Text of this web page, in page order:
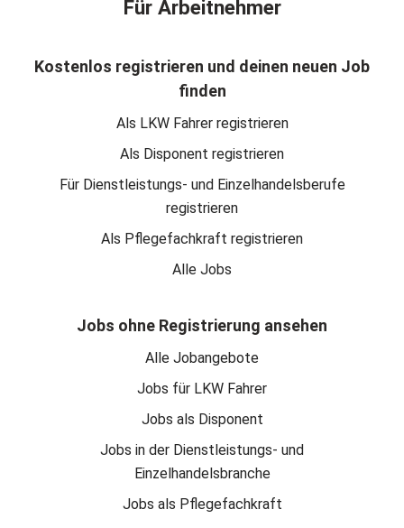
Für Arbeitnehmer
Kostenlos registrieren und deinen neuen Job
finden
Als LKW Fahrer registrieren
Als Disponent registrieren
Für Dienstleistungs- und Einzelhandelsberufe
registrieren
Als Pflegefachkraft registrieren
Alle Jobs
Jobs ohne Registrierung ansehen
Alle Jobangebote
Jobs für LKW Fahrer
Jobs als Disponent
Jobs in der Dienstleistungs- und
Einzelhandelsbranche
Jobs als Pflegefachkraft